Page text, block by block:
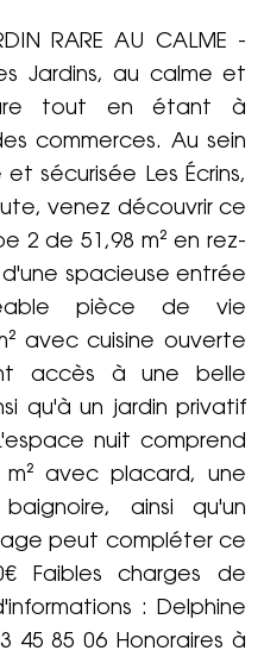
RARE AU CALME -
Jardins, au calme et
tout en étant à
commerces. Au sein
sécurisée Les Écrins,
venez découvrir ce
2 de 51,98 m² en rez-
spacieuse entrée
pièce de vie
avec cuisine ouverte
accès à une belle
qu'à un jardin privatif
nuit comprend
avec placard, une
ainsi qu'un
peut compléter ce
Faibles charges de
: Delphine
45 85 06 Honoraires à